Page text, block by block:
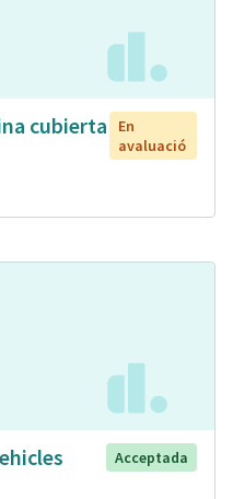
cubierta
En
avaluació
Acceptada